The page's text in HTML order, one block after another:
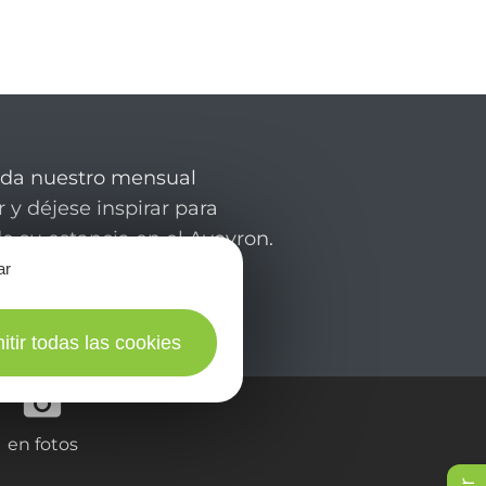
nuestro mensual
y déjese inspirar para
su estancia en el Aveyron.
en fotos
todas las cookies